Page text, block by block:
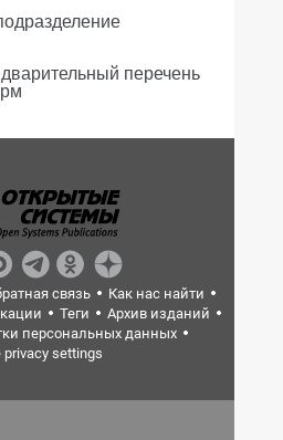
перечень
связь
Как нас найти
Теги
Архив изданий
персональных данных
privacy settings